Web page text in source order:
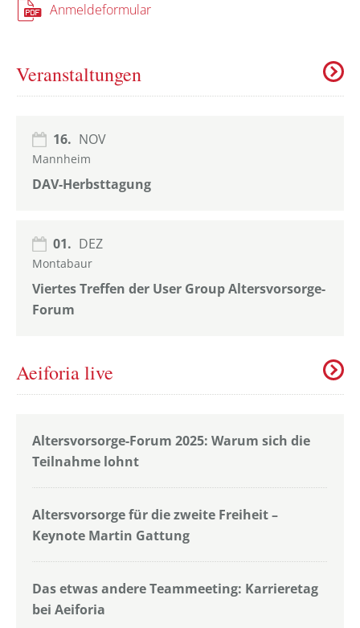
Anmeldeformular
Veranstaltungen
16. NOV
Mannheim
DAV-Herbsttagung
01. DEZ
Montabaur
Viertes Treffen der User Group Altersvorsorge-
Forum
Aeiforia live
Altersvorsorge-Forum 2025: Warum sich die
Teilnahme lohnt
Altersvorsorge für die zweite Freiheit –
Keynote Martin Gattung
Das etwas andere Teammeeting: Karrieretag
bei Aeiforia